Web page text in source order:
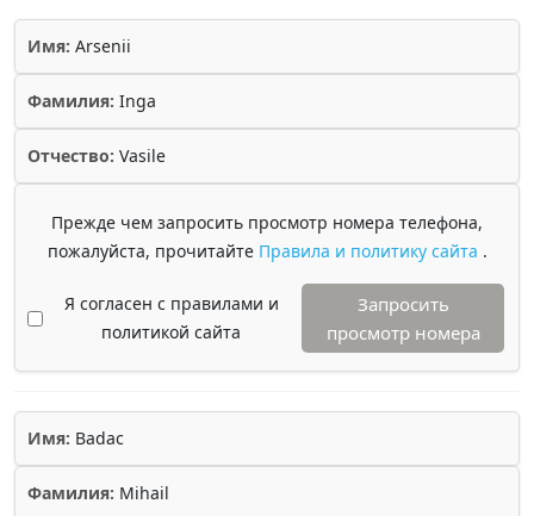
Имя: Arsenii
Фамилия: Inga
Отчество: Vasile
Прежде чем запросить просмотр номера телефона,
пожалуйста, прочитайте Правила и политику сайта .
Я согласен с правилами и
политикой сайта
Запросить
просмотр номера
Имя: Badac
Фамилия: Mihail